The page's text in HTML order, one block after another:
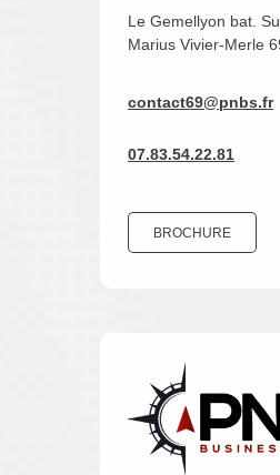
Le Gemellyon bat.
Marius Vivier-Merle
contact69@pnbs.fr
07.83.54.22.81
BROCHURE